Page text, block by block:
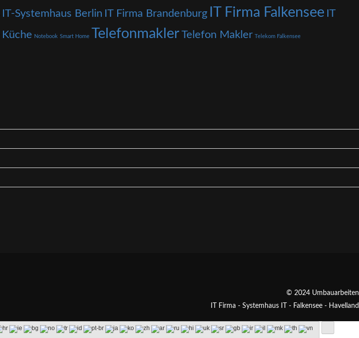
IT-Systemhaus Berlin IT Firma Brandenburg IT Firma Falkensee IT
Küche Notebook Smart Home TelefonmaklerTelefon Makler Telekom Falkensee
© 2024 Umbauarbeiten
IT Firma - Systemhaus IT - Falkensee - Havelland